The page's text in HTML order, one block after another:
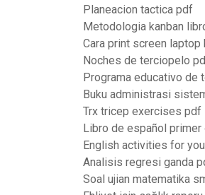
Planeacion tactica pdf
Metodologia kanban
Cara print screen
Noches de terciopelo
Programa educativo de
Buku administrasi
Trx tricep exercises pdf
Libro de español primer
English activities for
Analisis regresi ganda
Soal ujian matematika